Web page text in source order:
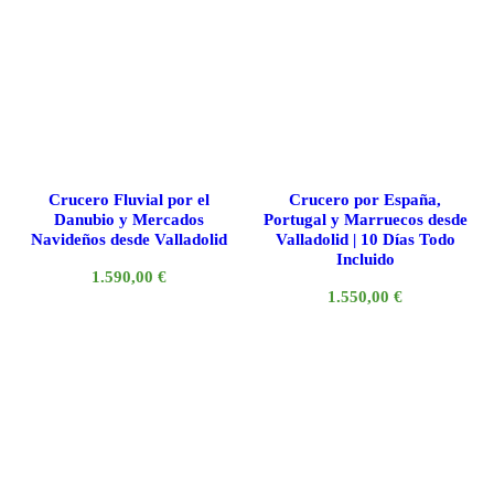
Crucero Fluvial por el
Danubio y Mercados
Navideños desde Valladolid
1.590,00 €
Crucero por España,
Portugal y Marruecos desde
Valladolid | 10 Días Todo
Incluido
1.550,00€